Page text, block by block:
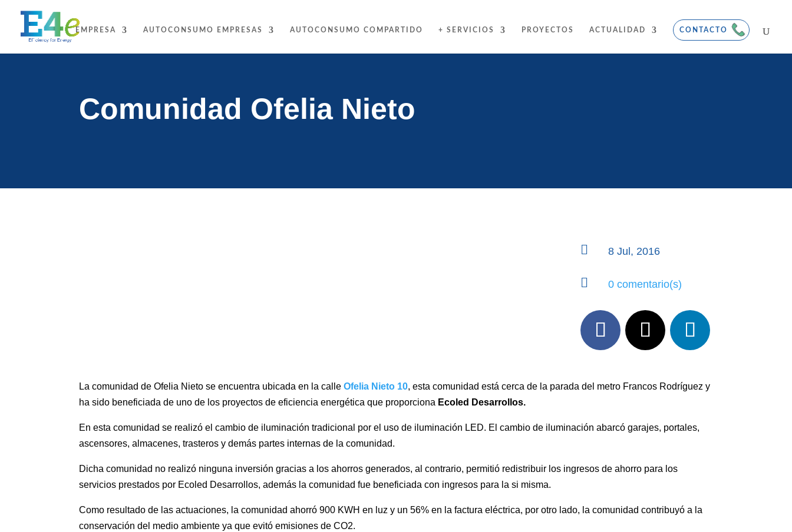
EMPRESA AUTOCONSUMO EMPRESAS AUTOCONSUMO COMPARTIDO + SERVICIOS PROYECTOS ACTUALIDAD CONTACTO
Comunidad Ofelia Nieto
 8 Jul, 2016
 0 comentario(s)
La comunidad de Ofelia Nieto se encuentra ubicada en la calleOfelia Nieto 10, esta comunidad está cerca de la parada del metro Francos Rodríguez y
ha sido beneficiada de uno de los proyectos de eficiencia energética que proporciona Ecoled Desarrollos.
En esta comunidad se realizó el cambio de iluminación tradicional por el uso de iluminación LED. El cambio de iluminación abarcó garajes, portales,
ascensores, almacenes, trasteros y demás partes internas de la comunidad.
Dicha comunidad no realizó ninguna inversión gracias a los ahorros generados, al contrario, permitió redistribuir los ingresos de ahorro para los
servicios prestados por Ecoled Desarrollos, además la comunidad fue beneficiada con ingresos para la si misma.
Como resultado de las actuaciones, la comunidad ahorró 900 KWH en luz y un 56% en la factura eléctrica, por otro lado, la comunidad contribuyó a la
conservación del medio ambiente ya que evitó emisiones de CO2.